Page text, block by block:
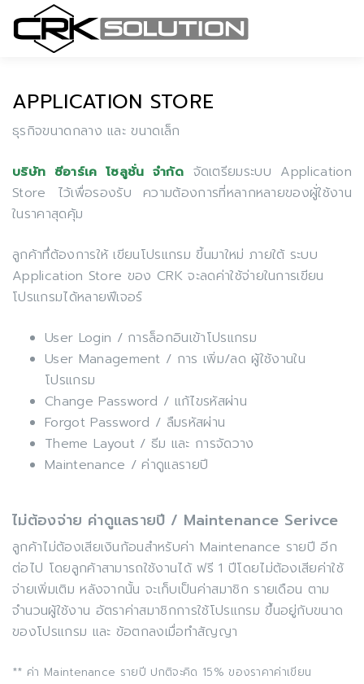
APPLICATION STORE
ธุรกิจขนาดกลาง และ ขนาดเล็ก
บริษัท ซีอาร์เค โซลูชั่น จำกัด จัดเตรียมระบบ Application
Store ไว้เพื่อรองรับ ความต้องการที่หลากหลายของผู้่ใช้งาน
ในราคาสุดคุ้ม
ลูกค้าทึ่ต้องการให้ เขียนโปรแกรม ขี้นมาใหม่ ภายใต้ ระบบ
Application Store ของ CRK จะลดค่าใช้จ่ายในการเขียน
โปรแกรมได้หลายฟีเจอร์
User Login / การล็อกอินเข้าโปรแกรม
User Management / การ เพิ่ม/ลด ผู้ใช้งานใน
โปรแกรม
Change Password / แก้ไขรหัสผ่าน
Forgot Password / ลืมรหัสผ่าน
Theme Layout / ธีม และ การจัดวาง
Maintenance / ค่าดูแลรายปี
ไม่ต้องจ่าย ค่าดูแลรายปี / Maintenance Serivce
ลูกค้าไม่ต้องเสียเงินก้อนสำหรับค่า Maintenance รายปี อีก
ต่อไป โดยลูกค้าสามารถใช้งานได้ ฟรี 1 ปีโดยไม่ต้องเสียค่าใช้
จ่ายเพิ่มเติม หลังจากนั้น จะเก็บเป็นค่าสมาชิก รายเดือน ตาม
จำนวนผู้ใช้งาน อัตราค่าสมาชิกการใช้โปรแกรม ขึ้นอยู่กับขนาด
ของโปรแกรม และ ข้อตกลงเมื่อทำสัญญา
** ค่า Maintenance รายปี ปกติจะคิด 15% ของราคาค่าเขียน